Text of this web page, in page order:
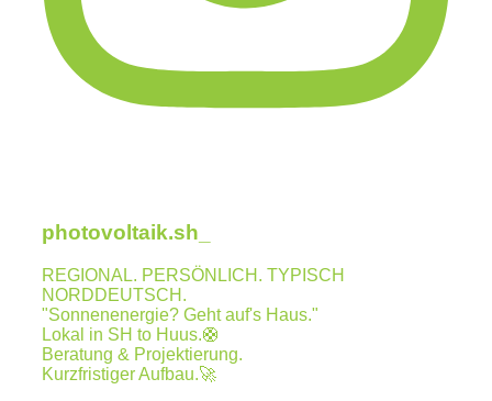
photovoltaik.sh_
REGIONAL. PERSÖNLICH. TYPISCH
NORDDEUTSCH.
"Sonnenenergie? Geht auf's Haus."
Lokal in SH to Huus.🛟
Beratung & Projektierung.
Kurzfristiger Aufbau.🚀